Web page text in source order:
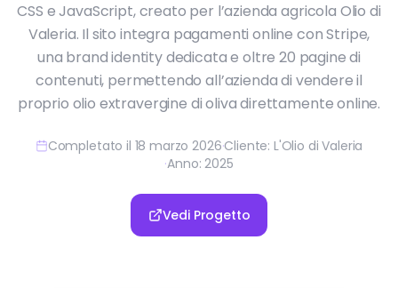
CSS e JavaScript, creato per l’azienda agricola Olio di
Valeria. Il sito integra pagamenti online con Stripe,
una brand identity dedicata e oltre 20 pagine di
contenuti, permettendo all’azienda di vendere il
proprio olio extravergine di oliva direttamente online.
Completato il 18 marzo 2026·Cliente: L'Olio di Valeria
·Anno: 2025
Vedi Progetto